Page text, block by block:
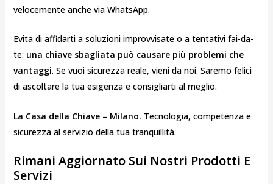
velocemente anche via WhatsApp.
Evita di affidarti a soluzioni improvvisate o a tentativi fai-da-
te: una chiave sbagliata può causare più problemi che
vantaggi. Se vuoi sicurezza reale, vieni da noi. Saremo felici
di ascoltare la tua esigenza e consigliarti al meglio.
La Casa della Chiave – Milano. Tecnologia, competenza e
sicurezza al servizio della tua tranquillità.
Rimani Aggiornato Sui Nostri Prodotti E
Servizi